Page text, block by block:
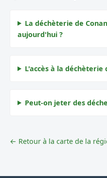
La déchèterie de
aujourd'hui ?
L'accès à la
Peut-on jeter des
← Retour à la carte de la